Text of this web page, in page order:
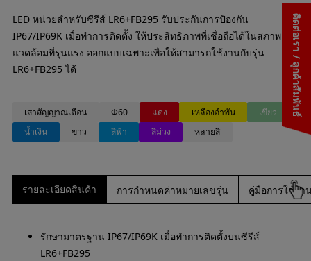
ติดต่อเรา / ลูกค้าสัมพันธ์
LED หน่วยสำหรับซีรีส์ LR6+FB295 รับประกันการป้องกัน
IP67/IP69K เมื่อทำการติดตั้ง ให้ประสิทธิภาพที่เชื่อถือได้ในสภาพ
แวดล้อมที่รุนแรง ออกแบบเฉพาะเพื่อให้สามารถใช้งานกับรุ่น
LR6+FB295 ได้
เสาสัญญาณเตือน Φ60 แดง เหลืองอำพัน
เขียว
น้ำเงิน
ขาว สีฟ้า สีม่วง หลายสี
รายละเอียดสินค้า การกำหนดค่าหมายเลขรุ่น คู่มือการใช้งา
รักษามาตรฐาน IP67/IP69K เมื่อทำการติดตั้งบนซีรีส์
LR6+FB295